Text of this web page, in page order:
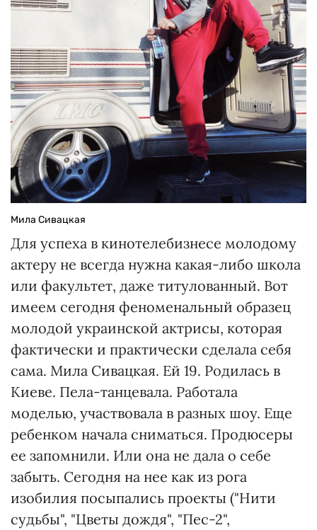
Мила Сивацкая
Для успеха в кинотелебизнесе молодому
актеру не всегда нужна какая-либо школа
или факультет, даже титулованный. Вот
имеем сегодня феноменальный образец
молодой украинской актрисы, которая
фактически и практически сделала себя
сама. Мила Сивацкая. Ей 19. Родилась в
Киеве. Пела-танцевала. Работала
моделью, участвовала в разных шоу. Еще
ребенком начала сниматься. Продюсеры
ее запомнили. Или она не дала о себе
забыть. Сегодня на нее как из рога
изобилия посыпались проекты ("Нити
судьбы", "Цветы дождя", "Пес-2",